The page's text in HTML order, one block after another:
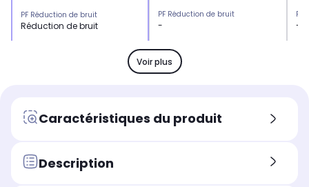
PF Réduction de bruit
Réduction de bruit
PF contrôle
Contrôlez les appels et la
Confort d'écoute
intra-auriculaire
PF Réduction de bruit
-
Kit mains libres
Oui
PF contrôle
Contrôlez les appels et la
PF
-
Voir plus
Caractéristiques du produit
Description